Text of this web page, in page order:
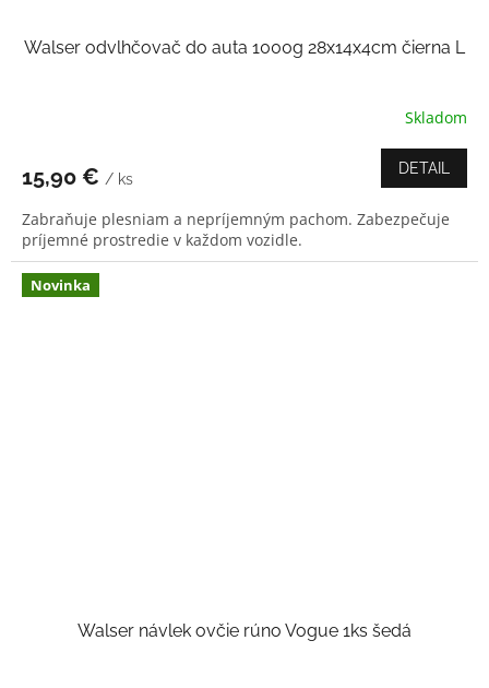
Walser odvlhčovač do auta 1000g 28x14x4cm čierna L
Skladom
15,90 € / ks
DETAIL
Zabraňuje plesniam a nepríjemným pachom. Zabezpečuje
príjemné prostredie v každom vozidle.
Novinka
Walser návlek ovčie rúno Vogue 1ks šedá